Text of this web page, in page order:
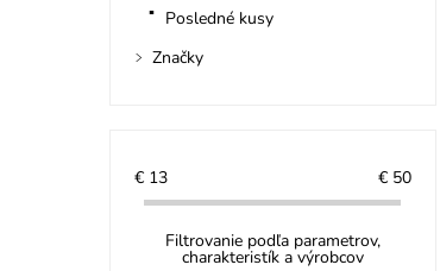
Posledné kusy
Značky
€ 13 € 50
Filtrovanie podľa parametrov,
charakteristík a výrobcov